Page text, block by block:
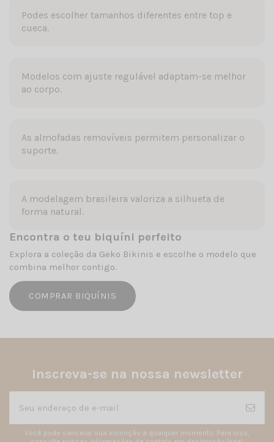
Podes escolher tamanhos diferentes entre top e
cueca.
Modelos com ajuste regulável adaptam-se melhor
ao corpo.
As almofadas removíveis permitem personalizar o
suporte.
A modelagem brasileira valoriza a silhueta de
forma natural.
Encontra o teu biquíni perfeito
Explora a coleção da Geko Bikinis e escolhe o modelo que
combina melhor contigo.
COMPRAR BIQUÍNIS
Inscreva-se na nossa newsletter
Você pode cancelar sua inscrição a qualquer momento. Para isso,